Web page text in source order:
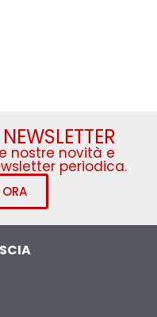
nostre novità e
periodica.